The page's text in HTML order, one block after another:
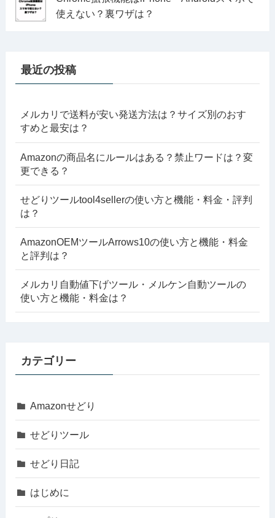
使えない？裏ワザは？
最近の投稿
メルカリで送料が安い発送方法は？サイズ別のおす
すめと最安は？
Amazonの商品名にルールはある？禁止ワードは？変
更できる？
せどりツールtool4sellerの使い方と機能・料金・評判
は？
AmazonOEMツールArrows10の使い方と機能・料金
と評判は？
メルカリ自動値下げツール・メルケン自動ツールの
使い方と機能・料金は？
カテゴリー
Amazonせどり
せどりツール
せどり日記
はじめに